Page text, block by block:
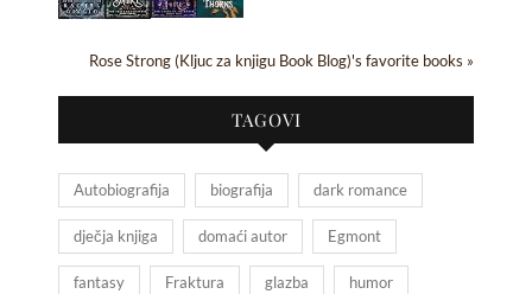
Rose Strong (Kljuc za knjigu Book Blog)'s favorite books »
TAGOVI
Autobiografija biografija dark romance
dječja knjiga domaći autor Egmont
fantasy Fraktura glazba humor